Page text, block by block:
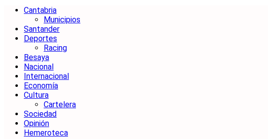
Cantabria
Municipios
Santander
Deportes
Racing
Besaya
Nacional
Internacional
Economía
Cultura
Cartelera
Sociedad
Opinión
Hemeroteca